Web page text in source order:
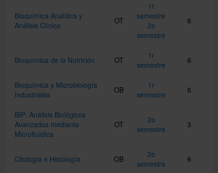
Bioquímica Analítica y
Análisis Clínico
OT
1r
semestre
2o
semestre
6
Bioquímica de la Nutrición OT
1r
semestre
6
Bioquímica y Microbiología
Industriales
OB
1r
semestre
6
BIP: Análisis Biológicos
Avanzados mediante
Microfluídica
OT
2o
semestre
3
Citología e Histología OB
2o
semestre
6